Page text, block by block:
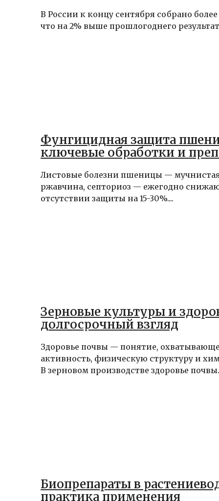
В России к концу сентября собрано
что на 2% выше прошлогоднего
Фунгицидная защита
ключевые обработки и
Листовые болезни пшеницы — мучнистая
ржавчина, септориоз — ежегодно
отсутствии защиты на 15-30%....
Зерновые культуры и
долгосрочный взгляд
Здоровье почвы — понятие,
активность, физическую структуру и
В зерновом производстве здоровье
Биопрепараты в
практика применения